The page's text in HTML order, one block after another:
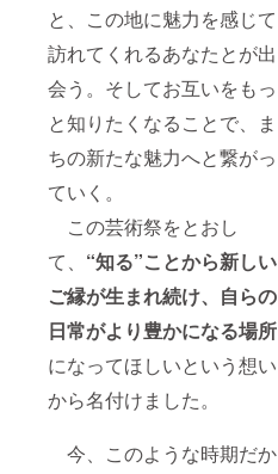
と、この地に魅力を感じて
訪れてくれるあなたとが出
会う。そしてお互いをもっ
と知りたくなることで、ま
ちの新たな魅力へと繋がっ
ていく。
この芸術祭をとおし
て、 “知る”ことから新しい
ご縁が生まれ続け、自らの
日常がより豊かになる場所
になってほしいという想い
から名付けました。
今、このような時期だか